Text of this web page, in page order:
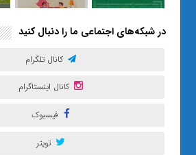
در شبکه‌های اجتماعی ما را دنبال کنید
کانال تلگرام
کانال اینستاگرام
فیسبوک
تویتر